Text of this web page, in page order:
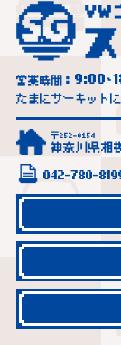
営業時間： 9:00~
たまにサーキット
〒252-0154
神奈川県相
042-780-